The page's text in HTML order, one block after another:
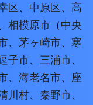
区、 中原区、 高
相模原市 （中央
、 茅ヶ崎市、 寒
子市、 三浦市、
、 海老名市、 座
川村、 秦野市、